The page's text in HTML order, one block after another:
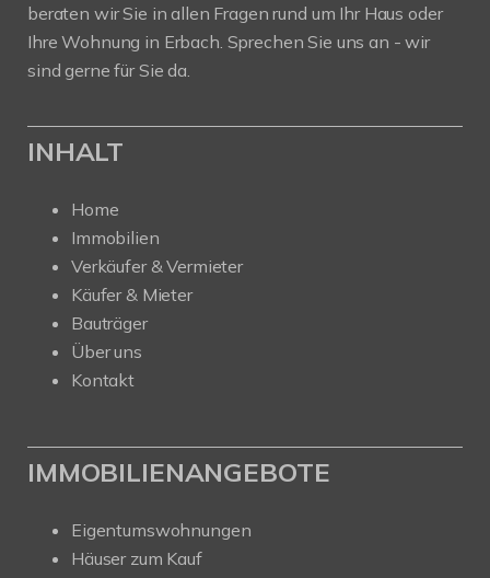
beraten wir Sie in allen Fragen rund um Ihr Haus oder
Ihre Wohnung in Erbach. Sprechen Sie uns an - wir
sind gerne für Sie da.
INHALT
Home
Immobilien
Verkäufer & Vermieter
Käufer & Mieter
Bauträger
Über uns
Kontakt
IMMOBILIENANGEBOTE
Eigentumswohnungen
Häuser zum Kauf